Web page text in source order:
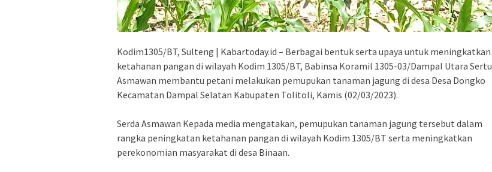
Kodim1305/BT, Sulteng | Kabartoday.id – Berbagai bentuk serta upaya untuk meningkatkan
ketahanan pangan di wilayah Kodim 1305/BT, Babinsa Koramil 1305-03/Dampal Utara Sertu
Asmawan membantu petani melakukan pemupukan tanaman jagung di desa Desa Dongko
Kecamatan Dampal Selatan Kabupaten Tolitoli, Kamis (02/03/2023).
Serda Asmawan Kepada media mengatakan, pemupukan tanaman jagung tersebut dalam
rangka peningkatan ketahanan pangan di wilayah Kodim 1305/BT serta meningkatkan
perekonomian masyarakat di desa Binaan.